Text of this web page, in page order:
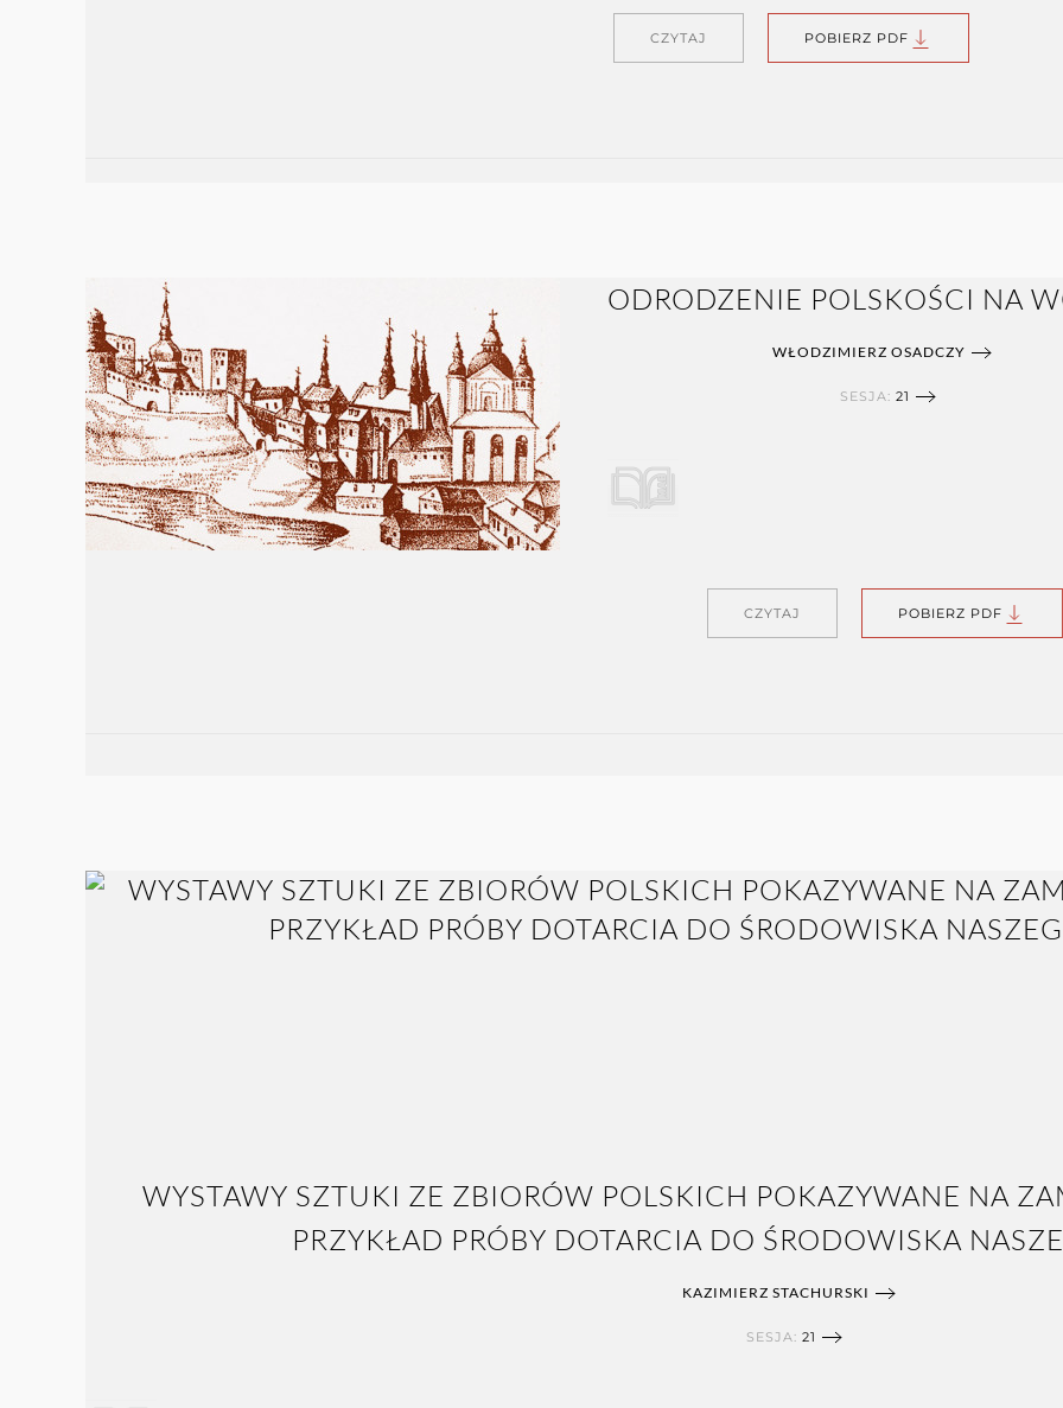
CZYTAJ POBIERZ PDF
ODRODZENIE POLSKOŚCI NA
WŁODZIMIERZ OSADCZY
SESJA: 21
CZYTAJ POBIERZ PDF
WYSTAWY SZTUKI ZE ZBIORÓW POLSKICH POKAZYWANE NA
PRZYKŁAD PRÓBY DOTARCIA DO ŚRODOWISKA
KAZIMIERZ STACHURSKI
SESJA: 21